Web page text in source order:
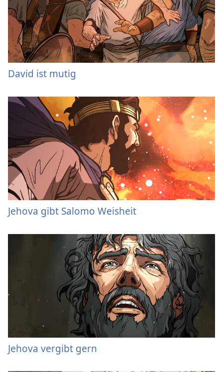
David ist mutig
Jehova gibt Salomo Weisheit
Jehova vergibt gern